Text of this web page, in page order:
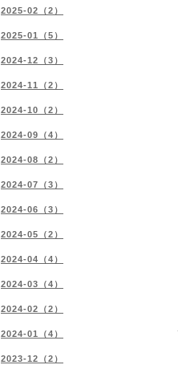
2025-02（2）
2025-01（5）
2024-12（3）
2024-11（2）
2024-10（2）
2024-09（4）
2024-08（2）
2024-07（3）
2024-06（3）
2024-05（2）
2024-04（4）
2024-03（4）
2024-02（2）
2024-01（4）
2023-12（2）